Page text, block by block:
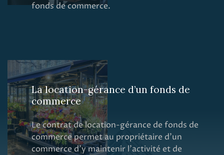
fonds de commerce.
La location-gérance d’un fonds de
commerce
Le contrat de location-gérance de fonds de
commerce permet au propriétaire d’un
commerce d’y maintenir l’activité et de